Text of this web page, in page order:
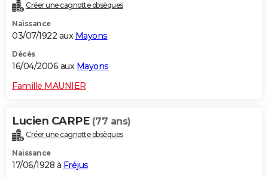
Créer une cagnotte obsèques
Naissance
03/07/1922 aux Mayons
Décès
16/04/2006 aux Mayons
Famille MAUNIER
Lucien CARPE (77 ans)
Créer une cagnotte obsèques
Naissance
17/06/1928 à Fréjus